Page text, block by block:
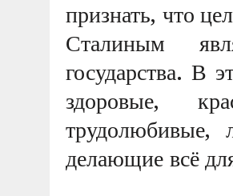
признать, что
Сталиным
государства. В
здоровые,
делающие всё